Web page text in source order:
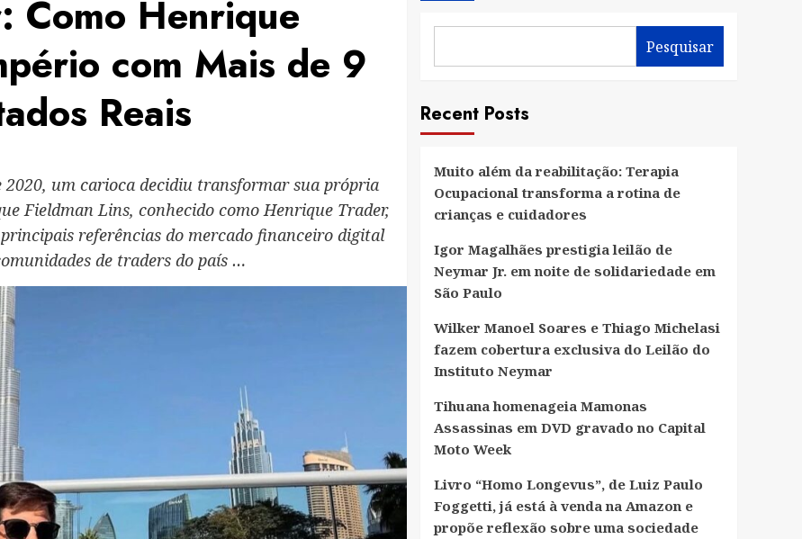
Como Henrique
com Mais de 9
Reais
2020, um carioca decidiu transformar sua própria
Fieldman Lins, conhecido como Henrique Trader,
referências do mercado financeiro digital
de traders do país …
Pesquisar
Recent Posts
Muito além da reabilitação: Terapia
Ocupacional transforma a rotina de
crianças e cuidadores
Igor Magalhães prestigia leilão de
Neymar Jr. em noite de solidariedade em
São Paulo
Wilker Manoel Soares e Thiago Michelasi
fazem cobertura exclusiva do Leilão do
Instituto Neymar
Tihuana homenageia Mamonas
Assassinas em DVD gravado no Capital
Moto Week
Livro “Homo Longevus”, de Luiz Paulo
Foggetti, já está à venda na Amazon e
propõe reflexão sobre uma sociedade